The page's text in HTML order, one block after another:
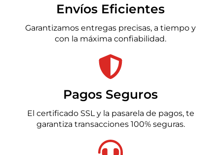
Envíos Eficientes
Garantizamos entregas precisas, a tiempo y
con la máxima confiabilidad.
Pagos Seguros
El certificado SSL y la pasarela de pagos, te
garantiza transacciones 100% seguras.